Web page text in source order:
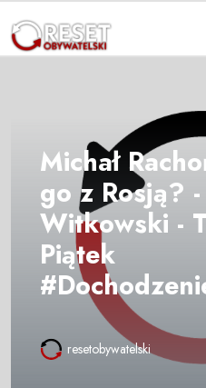
Michał
go z Rosją?
Witkowski -
Piątek
resetobywatelski